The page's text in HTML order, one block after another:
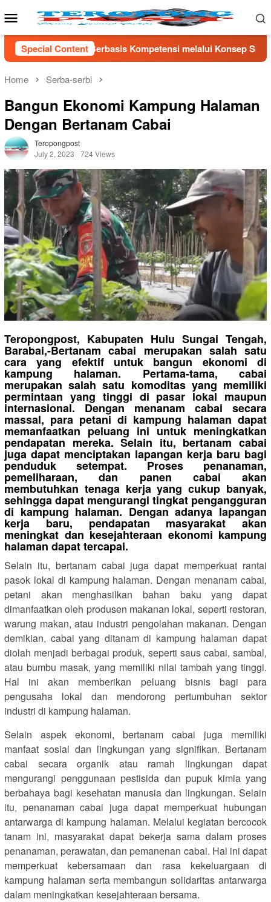
to
Mobile
Menu
Special Content
melalui Konsep Skills First Menko Polkam
Home Serba-serbi
Bangun Ekonomi Kampung Halaman
Dengan Bertanam Cabai
Teropongpost
July 2, 2023
724 Views
Teropongpost, Kabupaten Hulu Sungai Tengah,
Barabai,-Bertanam cabai merupakan salah satu
cara yang efektif untuk bangun ekonomi di
kampung halaman. Pertama-tama, cabai
merupakan salah satu komoditas yang memiliki
permintaan yang tinggi di pasar lokal maupun
internasional. Dengan menanam cabai secara
massal, para petani di kampung halaman dapat
memanfaatkan peluang ini untuk meningkatkan
pendapatan mereka. Selain itu, bertanam cabai
juga dapat menciptakan lapangan kerja baru bagi
penduduk setempat. Proses penanaman,
pemeliharaan, dan panen cabai akan
membutuhkan tenaga kerja yang cukup banyak,
sehingga dapat mengurangi tingkat pengangguran
di kampung halaman. Dengan adanya lapangan
kerja baru, pendapatan masyarakat akan
meningkat dan kesejahteraan ekonomi kampung
halaman dapat tercapai.
Selain itu, bertanam cabai juga dapat memperkuat rantai
pasok lokal di kampung halaman. Dengan menanam cabai,
petani akan menghasilkan bahan baku yang dapat
dimanfaatkan oleh produsen makanan lokal, seperti restoran,
warung makan, atau industri pengolahan makanan. Dengan
demikian, cabai yang ditanam di kampung halaman dapat
diolah menjadi berbagai produk, seperti saus cabai, sambal,
atau bumbu masak, yang memiliki nilai tambah yang tinggi.
Hal ini akan memberikan peluang bisnis bagi para
pengusaha lokal dan mendorong pertumbuhan sektor
industri di kampung halaman.
Selain aspek ekonomi, bertanam cabai juga memiliki
manfaat sosial dan lingkungan yang signifikan. Bertanam
cabai secara organik atau ramah lingkungan dapat
mengurangi penggunaan pestisida dan pupuk kimia yang
berbahaya bagi kesehatan manusia dan lingkungan. Selain
itu, penanaman cabai juga dapat memperkuat hubungan
antarwarga di kampung halaman. Melalui kegiatan bercocok
tanam ini, masyarakat dapat bekerja sama dalam proses
penanaman, perawatan, dan pemanenan cabai. Hal ini dapat
memperkuat kebersamaan dan rasa kekeluargaan di
kampung halaman serta membangun solidaritas antarwarga
dalam meningkatkan kesejahteraan bersama.